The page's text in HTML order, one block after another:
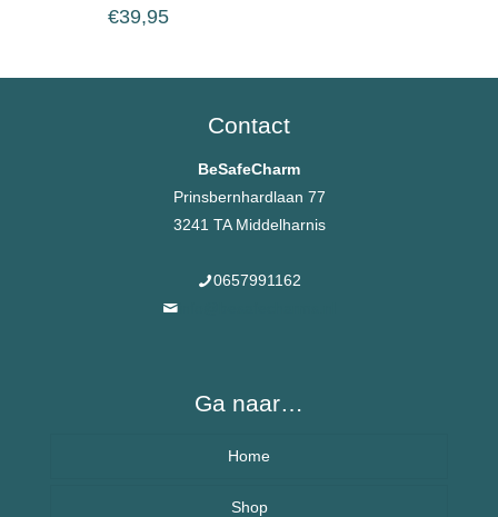
€39,95
Contact
BeSafeCharm
Prinsbernhardlaan 77
3241 TA Middelharnis
0657991162
Ga naar…
Home
Over BeSafeCharm – ons verhaal
Shop